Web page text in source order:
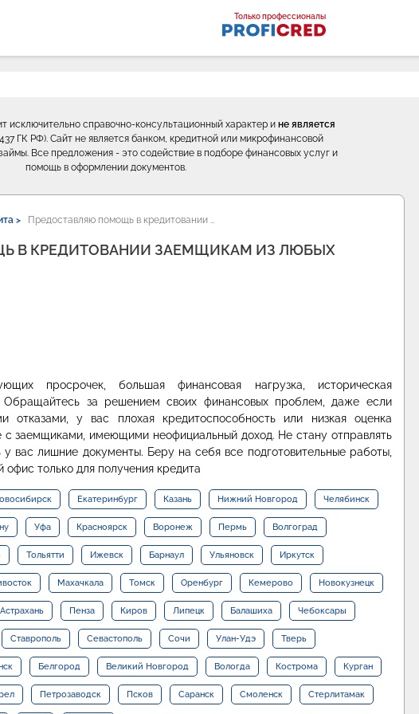
Только профессионалы
исключительно справочно-консультационный характер ине является
437 ГК РФ). Сайт не является банком, кредитной или микрофинансовой
Все предложения - это содействие в подборе финансовых услуг и
помощь в оформлении документов.
> Предоставляю помощь в кредитовании …
В КРЕДИТОВАНИИ ЗАЕМЩИКАМ ИЗ ЛЮБЫХ
просрочек, большая финансовая нагрузка, историческая
Обращайтесь за решением своих финансовых проблем, даже если
отказами, у вас плохая кредитоспособность или низкая оценка
с заемщиками, имеющими неофициальный доход. Не стану отправлять
вас лишние документы. Беру на себя все подготовительные работы,
только для получения кредита
Екатеринбург Казань Нижний Новгород Челябинск
Уфа Красноярск Воронеж Пермь Волгоград
Тольятти Ижевск Барнаул Ульяновск Иркутск
Махачкала Томск Оренбург Кемерово Новокузнецк
Астрахань Пенза Киров Липецк Балашиха Чебоксары
Ставрополь Севастополь Сочи Улан-Удэ Тверь
Белгород Великий Новгород Вологда Кострома Курган
Петрозаводск Псков Саранск Смоленск Стерлитамак